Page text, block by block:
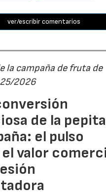
ver/escribir comentarios
la campaña de fruta de
2026
de la pepita
el pulso
valor